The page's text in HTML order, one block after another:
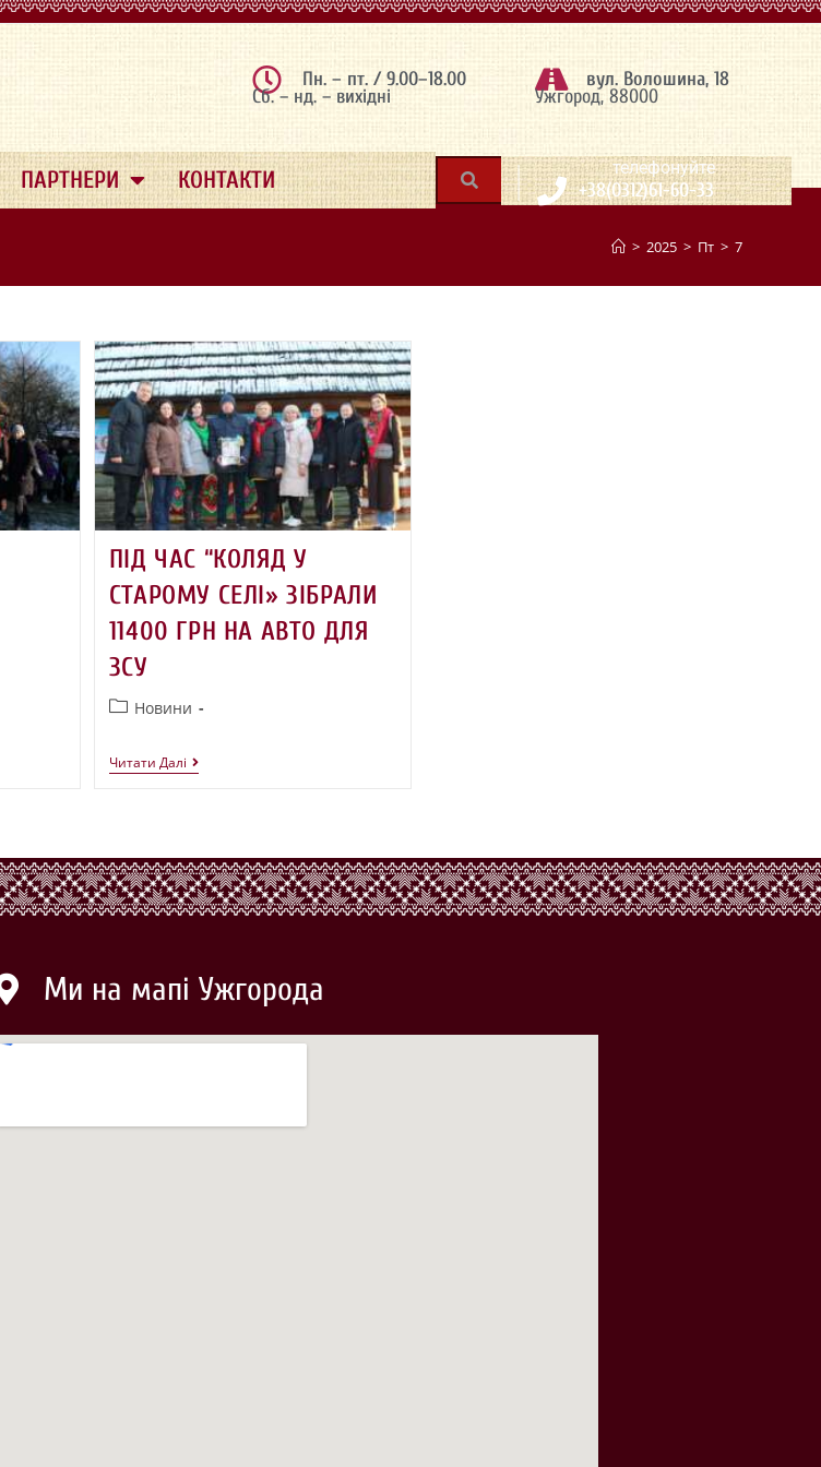
Пн. – пт. / 9.00–18.00
Сб. – нд. – вихідні
вул. Волошина, 18
Ужгород, 88000
ПАРТНЕРИ КОНТАКТИ | телефонуйте
+38(0312)61-60-33
> 2025 > Пт > 7
ПІД ЧАС “КОЛЯД У
СТАРОМУ СЕЛІ» ЗІБРАЛИ
11400 ГРН НА АВТО ДЛЯ
ЗСУ
Новини
Читати Далі
Ми на мапі Ужгорода